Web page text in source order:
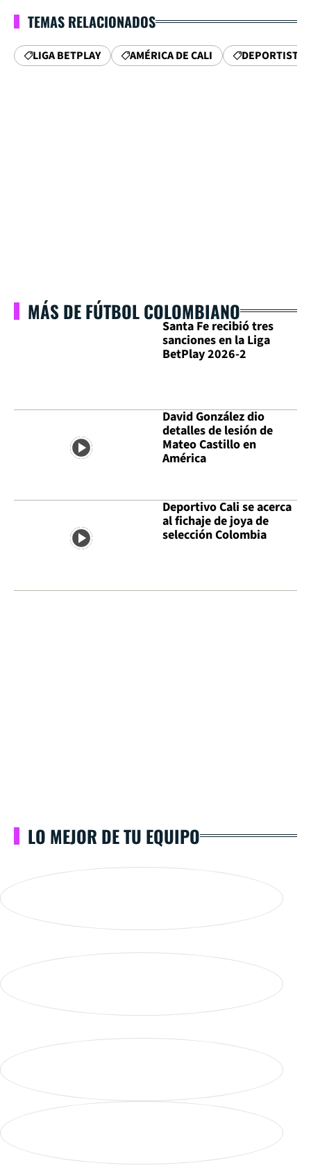
TEMAS RELACIONADOS
LIGA BETPLAY AMÉRICA DE CALI
MÁS DE FÚTBOL COLOMBIANO
Santa Fe recibió tres
sanciones en la Liga
BetPlay 2026-2
David González dio
detalles de lesión de
Mateo Castillo en
América
Deportivo Cali se acerca
al fichaje de joya de
selección Colombia
LO MEJOR DE TU EQUIPO